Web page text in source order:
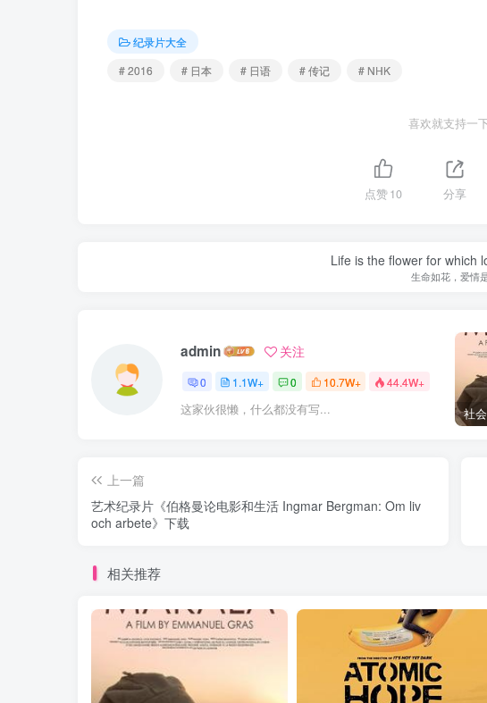
纪录片大全
# 2016
# 日本 # 日语 # 传记 # NHK
喜欢就支持一
点赞10 分享
Life is the flower for which
生命如花，爱情
admin 关注
0 1.1W+ 0 10.7W+ 44.4W+
这家伙很懒，什么都没有写...
上一篇
艺术纪录片《伯格曼论电影和生活 Ingmar Bergman: Om liv
och arbete》下载
相关推荐